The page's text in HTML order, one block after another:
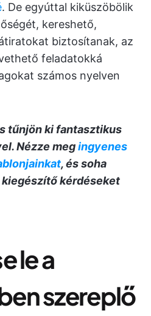
. De egyúttal kiküszöbölik
kereshető,
biztosítanak, az
feladatokká
számos nyelven
tűnjön ki fantasztikus
Nézze megingyenes
, és soha
kérdéseket
le a
szereplő